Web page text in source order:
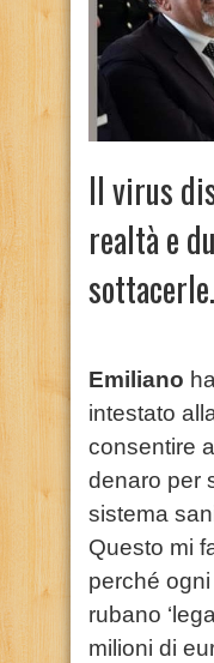
Il virus
realtà e
sottacerle.
Emiliano
intestato
consentire
denaro per
sistema
Questo mi
perché
rubano
milioni di